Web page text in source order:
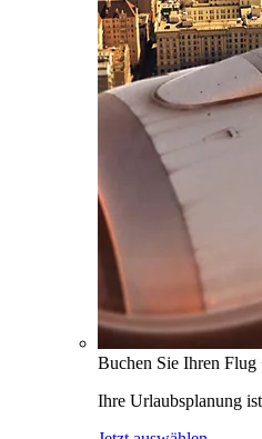
Buchen Sie Ihren Flug
Ihre Urlaubsplanung